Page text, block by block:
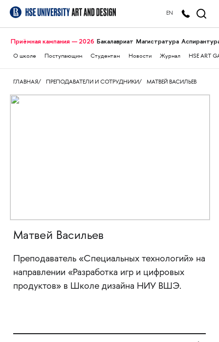
EN
Приёмная кампания — 2026 Бакалавриат Магистратура
О школе Поступающим Студентам Новости Журнал HSE ART
ГЛАВНАЯ ПРЕПОДАВАТЕЛИ И СОТРУДНИКИ МАТВЕЙ ВАСИЛЬЕВ
Матвей Васильев
Преподаватель «Специальных технологий» на
направлении «Разработка игр и цифровых
продуктов» в Школе дизайна НИУ ВШЭ.